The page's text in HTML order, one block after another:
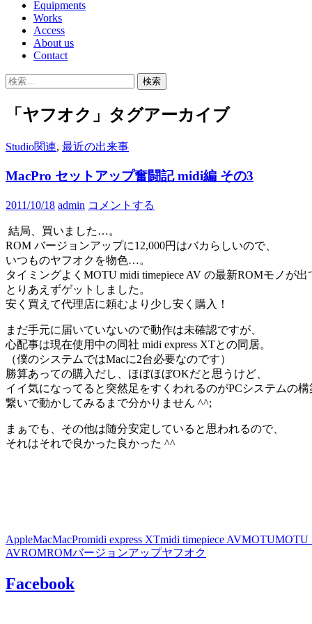
Equipments
Works
Access
About us
Contact
検
「ヤフオク」タグアーカイブ
Studio関連, 最近の出来事
MacPro セットアップ奮闘記 midi編 その3
2011/10/18 admin コメントする
結局、買いました…。
ROM バージョンアップに12,000円はバカらしいので、
いつものヤフオクを物色…。
タイミングよくMOTU midi timepiece AV の最新ROMモノが出
とりあえずゲットしました。
安く買えて代理店に頼むより少し安く購入！
まだ手元に届いていないので動作は未確認ですが、
心配事は現在使用中の同社 midi express XTとの同居。
（僕のシステムではMacに2台必要なのです）
勝算あっての購入だし、ほぼほぼOKだと思うけど、
イイ気になってると突然足をすくわれるのがPCシステムの構
繋いで動かしてみるまで分かりません ^^;
まぁでも、その他は随分安定していると思われるので、
それはそれで良かった良かった ^^
AppleMacMacPromidi express XTmidi timepiece AVMOTUMOTU
AVROMROMバージョンアップヤフオク
Facebook